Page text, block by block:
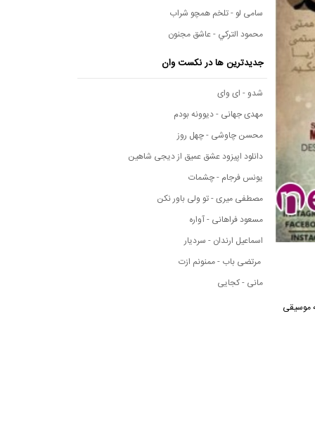
موسیقی
سامی لو - تلخم همچو شراب
محمود التركي - عاشق مجنون
جدیدترین ها در نکست وان
شدو - ای وای
مهدی جهانی - دیوونه بودم
محسن چاوشی - چهل روز
دانلود اپیزود عشق عمیق از دیجی شاهین
یونس فرجام - چشمات
مصطفی میری - تو ولی باور نکن
مسعود فراهانی - آواره
اسماعیل ارندان - سردیار
مرتضی باب - ممنونم ازت
مانی - کجایی